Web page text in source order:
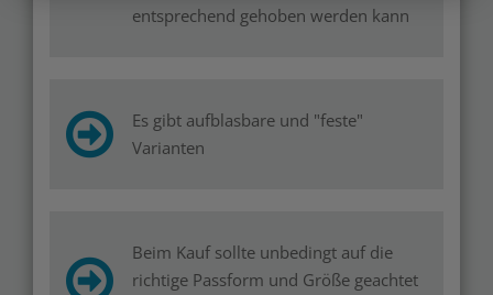
entsprechend gehoben werden kann
Es gibt aufblasbare und "feste"
Varianten
Beim Kauf sollte unbedingt auf die
richtige Passform und Größe geachtet